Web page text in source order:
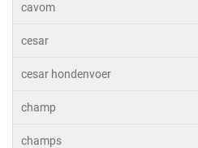
cavom
cesar
cesar hondenvoer
champ
champs